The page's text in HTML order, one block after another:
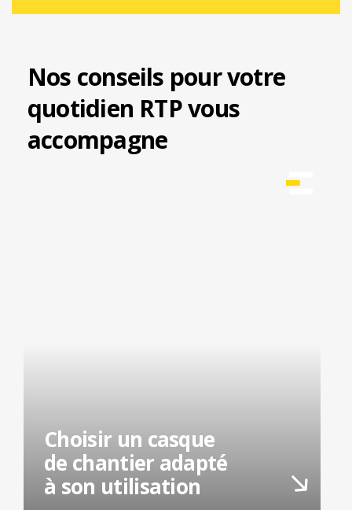
Nos conseils pour votre
quotidien RTP vous
accompagne
Choisir un casque
de chantier adapté
à son utilisation